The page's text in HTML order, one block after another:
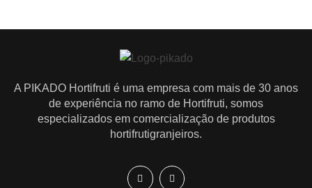
A PIKADO Hortifruti é uma empresa com mais de 30 anos
de experiência no ramo de Hortifruti, somos
especializados em comercialização de produtos
hortifrutigranjeiros.